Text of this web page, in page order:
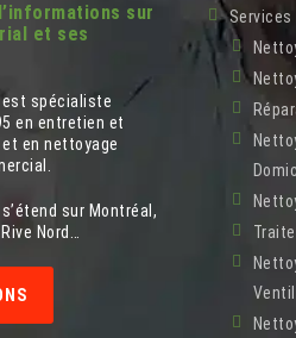
sur
et ses
est spécialiste
en entretien et
en nettoyage
sur Montréal,
Nord…